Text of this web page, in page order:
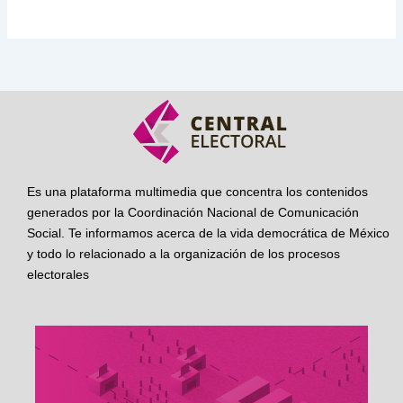
Es una plataforma multimedia que concentra los contenidos
generados por la Coordinación Nacional de Comunicación
Social. Te informamos acerca de la vida democrática de México
y todo lo relacionado a la organización de los procesos
electorales